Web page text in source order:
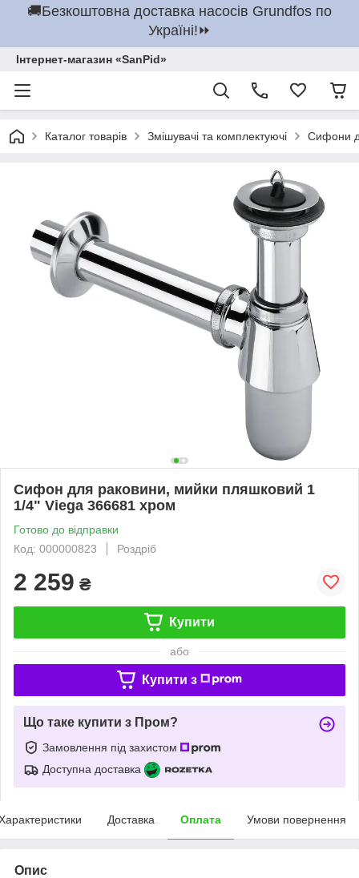
🚚Безкоштовна доставка насосів Grundfos по
Україні!⏩
Інтернет-магазин «SanPid»
Каталог товарів Змішувачі та комплектуючі Сифони
Сифон для раковини, мийки пляшковий 1
1/4" Viega 366681 хром
Готово до відправки
Код: 000000823
Роздріб
2 259 ₴
Купити
або
Купити з
Що таке купити з Пром?
Замовлення під захистом
Доступна доставка
Доставка Оплата Умови повернення
Опис